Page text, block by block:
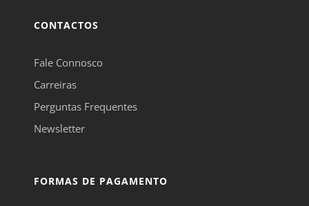
CONTACTOS
Fale Connosco
Carreiras
Perguntas Frequentes
Newsletter
FORMAS DE PAGAMENTO